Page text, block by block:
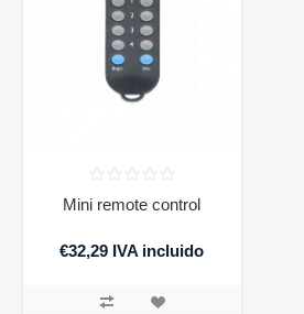
Mini remote control
€32,29 IVA incluido